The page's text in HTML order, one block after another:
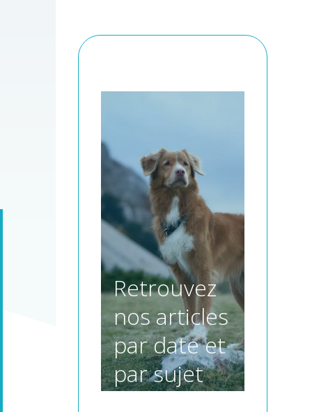
Retrouvez
nos articles
par date et
par sujet